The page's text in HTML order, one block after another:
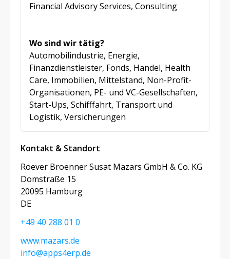
Financial Advisory Services, Consulting
Wo sind wir tätig?
Automobilindustrie, Energie,
Finanzdienstleister, Fonds, Handel, Health
Care, Immobilien, Mittelstand, Non-Profit-
Organisationen, PE- und VC-Gesellschaften,
Start-Ups, Schifffahrt, Transport und
Logistik, Versicherungen
Kontakt & Standort
Roever Broenner Susat Mazars GmbH & Co. KG
Domstraße 15
20095 Hamburg
DE
+49 40 288 01 0
www.mazars.de
info@apps4erp.de